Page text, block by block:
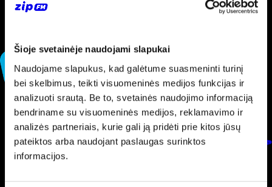
Šioje svetainėje naudojami slapukai
Naudojame slapukus, kad galėtume suasmeninti turinį
bei skelbimus, teikti visuomeninės medijos funkcijas ir
analizuoti srautą. Be to, svetainės naudojimo informaciją
bendriname su visuomeninės medijos, reklamavimo ir
analizės partneriais, kurie gali ją pridėti prie kitos jūsų
pateiktos arba naudojant paslaugas surinktos
informacijos.